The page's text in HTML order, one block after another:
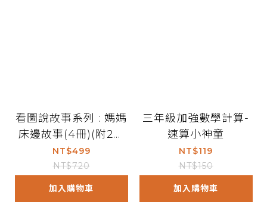
看圖說故事系列 : 媽媽
床邊故事(4冊)(附2片
CD)(附QR Code)
NT$499
NT$720
加入購物車
三年級加強數學計算-
速算小神童
NT$119
NT$150
加入購物車